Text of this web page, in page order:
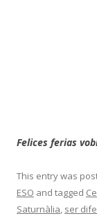
Felices ferias
This entry was
ESO and tagged
Saturnàlia, ser